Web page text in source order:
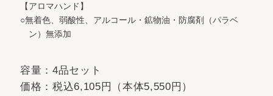
【アロマハンド】
○無着色、弱酸性、アルコール・鉱物油・防腐剤（パラベ
ン）無添加
容量：4品セット
価格：税込6,105円（本体5,550円）